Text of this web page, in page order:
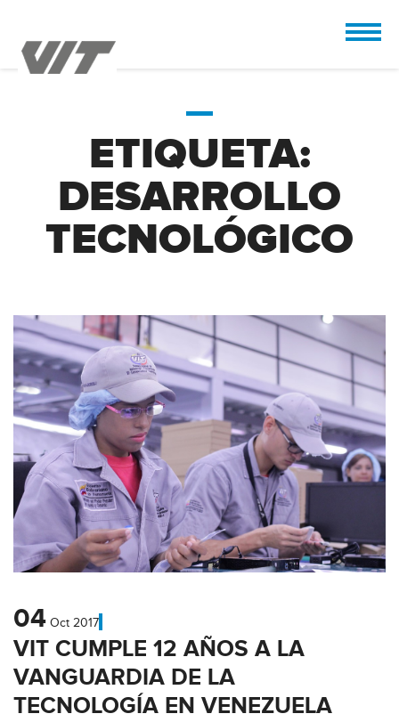
ETIQUETA:
DESARROLLO
TECNOLÓGICO
04 Oct 2017
VIT CUMPLE 12 AÑOS A LA
VANGUARDIA DE LA
TECNOLOGÍA EN VENEZUELA